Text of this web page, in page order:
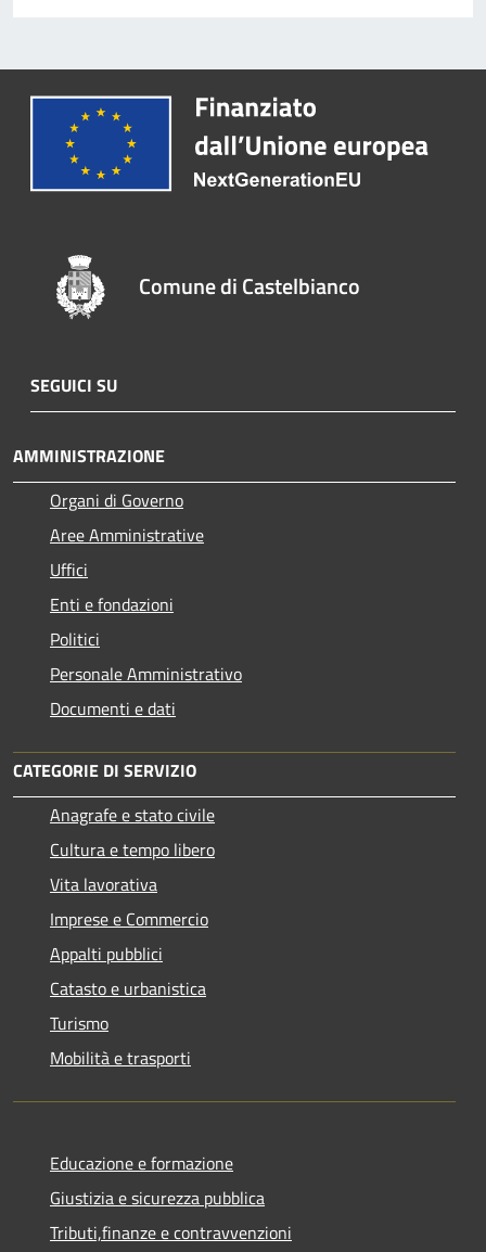
Comune di Castelbianco
SEGUICI SU
AMMINISTRAZIONE
Organi di Governo
Aree Amministrative
Uffici
Enti e fondazioni
Politici
Personale Amministrativo
Documenti e dati
CATEGORIE DI SERVIZIO
Anagrafe e stato civile
Cultura e tempo libero
Vita lavorativa
Imprese e Commercio
Appalti pubblici
Catasto e urbanistica
Turismo
Mobilità e trasporti
Educazione e formazione
Giustizia e sicurezza pubblica
Tributi,finanze e contravvenzioni